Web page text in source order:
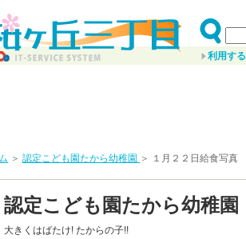
利用する
＞ 認定こども園たから幼稚園 ＞ １月２２日給食写真
認定こども園たから幼稚園
大きくはばたけ! たからの子!!